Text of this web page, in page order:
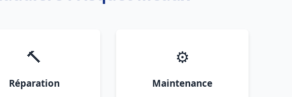
🔨
Réparation
⚙️
Maintenance